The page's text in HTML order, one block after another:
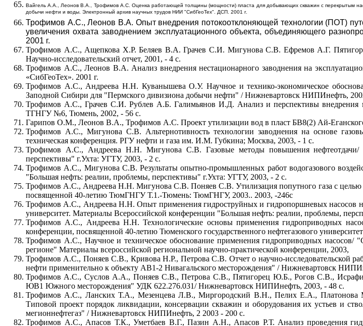
Вайгель А.А., Леонов В.А., Трофимов А.С. Оценка работающей толщины (мощности) пласта для добывающих скважин с перекрытым
добычи нефти и воды. Электронный архив научных трудов НИИ "СибГеоТех". ДСП. 2001 г.
Трофимов А.С., Леонов В.А. Опыт внедрения потокоотклоняющей технологии (ПОТ)
увеличения охвата заводнением эксплуатационного объекта, объединяющего
2001 г.
Трофимов А.С., Ащепкова Х.Р. Беляев В.А. Грачев С.И. Мигунова С.В. Ефремов А.Г.
Научно-исследовательский отчет, 2001, - 4 с.
Трофимов А.С., Леонов В.А. Анализ внедрения нестационарного заводнения на
«СибГеоТех». 2001 г.
Трофимов А.С., Андреева Н.Н. Куванышева О.У. Научное и технико-экономическое
Заподной Сибири для "Пермского дивизиона добычи нефти" / Нижневартовск НИПИнефть,
Трофимов А.С., Грачев С.И. Рублев А.Б. Галимьянов И.Д. Анализ и перспективы внедрения
ТГНГУ №6, Тюмень, 2002, - 56 с.
Гарипов О.М., Леонов В.А., Трофимов А.С. Проект утилизации вод в пласт БВ8(2) Ай-
Трофимов А.С., Мигунова С.В. Альтернотивность технологии заводнения на основе
техническая конференция. РГУ нефти и газа им. И.М. Губкина; Москва, 2003, - 1 с.
Трофимов А.С., Андреева Н.Н. Мигунова С.В. Газовые методы повышения нефтеотдачи/
перспективы" г.Ухта: УГТУ, 2003, - 2 с.
Трофимов А.С., Мигунова С.В. Результаты опытно-промышленных работ водогазового
"Большая нефть: реалии, проблемы, перспективы" г.Ухта: УГТУ, 2003, - 2 с.
Трофимов А.С., Андреева Н.Н. Мигунова С.В. Поняев С.В. Утилизация попутного газа с целью
посвященной 40-летию ТюмГНГУ Т.1.-Тюмень: ТюмГНГУ, 2003.. 2003, -246с
Трофимов А.С., Андреева Н.Н. Опыт применения гидроструйных и гидропоршневых насосов
университет. Материалы Всероссийской конференции "Большая нефть: реалии, проблемы,
Трофимов А.С., Андреева Н.Н. Технологические основы применения гидроприводных
конференции, посвященной 40-летию Тюменского государственного нефтегазового
Трофимов А.С., Научное и техническое обоснование применения гидроприводных насосов/
регионе" Материалы всероссийской региональной научно-практической конференции, 2003,
Трофимов А.С., Поняев С.В., Кривова Н.Р., Петрова С.В. Отчет о научно-исследовательской
нефти применительно к объекту АВ1-2 Нивагальского месторождения" / Нижневартовск
Трофимов А.С., Суслов А.А., Поняев С.В., Петрова С.В., Пятигорец Ю.Б., Рогов С.В.,
ЮВ1 Южного месторождения" УДК 622.276.031/ Нижневартовск НИПИнефть, 2003, - 48 с.
Трофимов А.С., Ланских Т.А., Мезенцева Л.В., Миргородский В.Н., Пелих Е.А.,
Типовой проект порядок ликвидации, консервации скважин и оборудования их устьев и
мегионнефтегаз" / Нижневартовск НИПИнефть, 2 2003 - 200 с.
Трофимов А.С., Апасов Т.К., Уметбаев В.Г., Пазин А.Н., Апасов Р.Т. Анализ проведения